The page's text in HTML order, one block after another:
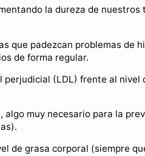
la dureza de nuestros
que padezcan problemas de
de forma regular.
perjudicial (LDL) frente al nivel
muy necesario para la
de grasa corporal (siempre